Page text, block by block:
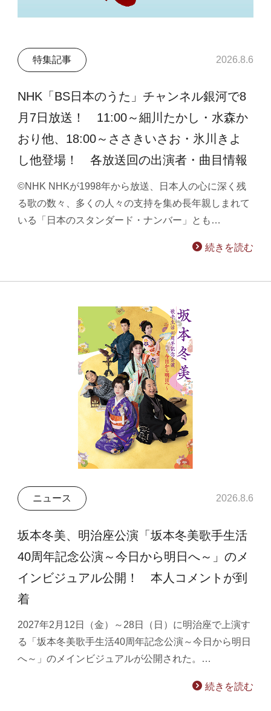
特集記事 2026.8.6
NHK「BS日本のうた」チャンネル銀河で8
月7日放送！ 11:00～細川たかし・水森か
おり他、18:00～ささきいさお・氷川きよ
し他登場！ 各放送回の出演者・曲目情報
©NHK NHKが1998年から放送、日本人の心に深く残
る歌の数々、多くの人々の支持を集め長年親しまれて
いる「日本のスタンダード・ナンバー」とも…
続きを読む
ニュース 2026.8.6
坂本冬美、明治座公演「坂本冬美歌手生活
40周年記念公演～今日から明日へ～」のメ
インビジュアル公開！ 本人コメントが到
着
2027年2月12日（金）～28日（日）に明治座で上演す
る「坂本冬美歌手生活40周年記念公演～今日から明日
へ～」のメインビジュアルが公開された。…
続きを読む